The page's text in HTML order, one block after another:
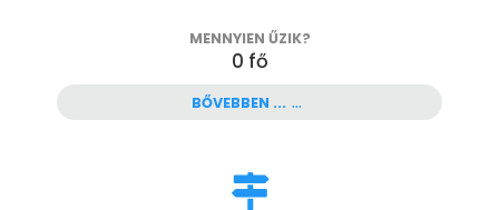
MENNYIEN ŰZIK?
0 fő
BŐVEBBEN ...